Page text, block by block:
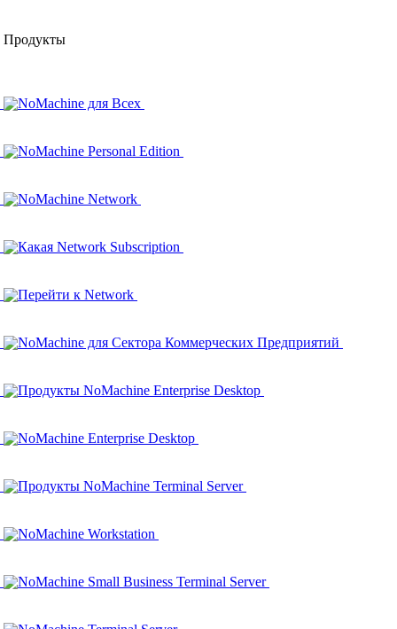
Продукты
NoMachine для Всех
NoMachine Personal Edition
NoMachine Network
Какая Network Subscription
Перейти к Network
NoMachine для Сектора Коммерческих Предприятий
Продукты NoMachine Enterprise Desktop
NoMachine Enterprise Desktop
Продукты NoMachine Terminal Server
NoMachine Workstation
NoMachine Small Business Terminal Server